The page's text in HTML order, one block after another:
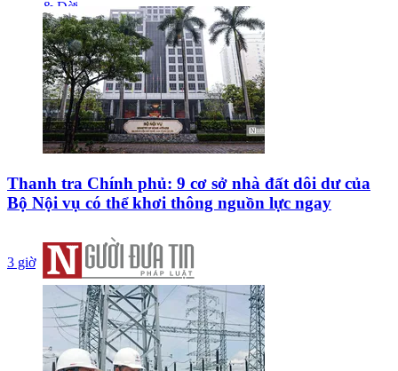
Thanh tra Chính phủ: 9 cơ sở nhà đất dôi dư của
Bộ Nội vụ có thể khơi thông nguồn lực ngay
3 giờ